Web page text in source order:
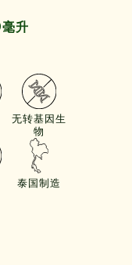
升
无转基因生
物
泰国制造